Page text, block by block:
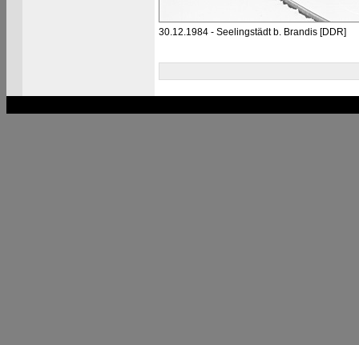
30.12.1984 - Seelingstädt b. Brandis [DDR]